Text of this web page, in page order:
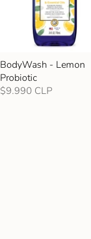
BodyWash - Lemon
Probiotic
$9.990 CLP